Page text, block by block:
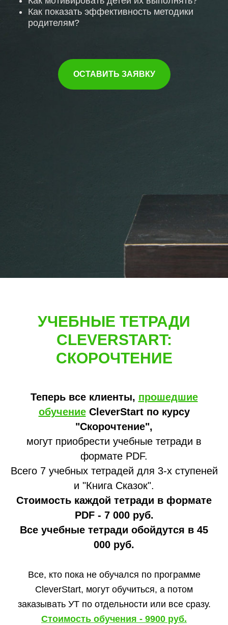
Как показать эффективность методики
родителям?
ОСТАВИТЬ ЗАЯВКУ
УЧЕБНЫЕ ТЕТРАДИ
CLEVERSTART:
СКОРОЧТЕНИЕ
Теперь все клиенты, прошедшие
обучение CleverStart по курсу
"Скорочтение",
могут приобрести учебные тетради в
формате PDF.
Всего 7 учебных тетрадей для 3-х ступеней
и "Книга Сказок".
Стоимость каждой тетради в формате
PDF - 7 000 руб.
Все учебные тетради обойдутся в 45
000 руб.
Все, кто пока не обучался по программе
CleverStart, могут обучиться, а потом
заказывать УТ по отдельности или все сразу.
Стоимость обучения - 9900 руб.